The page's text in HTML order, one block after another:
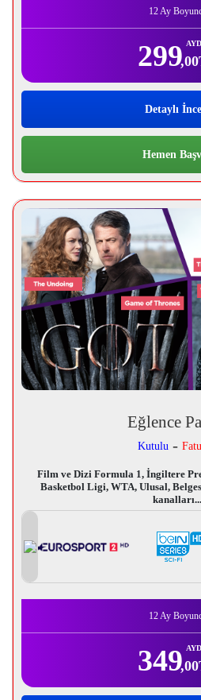
12 Ay
299,00
Detaylı
Hemen
Eğlence
Kutulu -
Film ve Dizi Formula 1, İngiltere
Basketbol Ligi, WTA, Ulusal,
kanalları...
12 Ay
349,00